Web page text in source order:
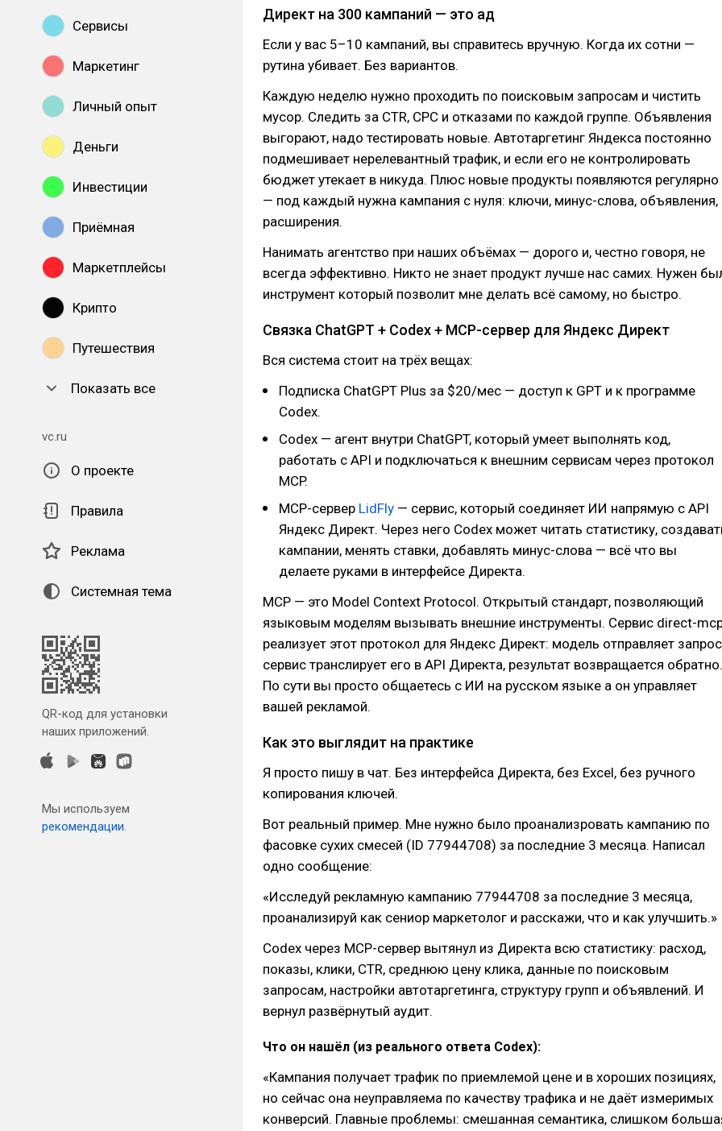
Сервисы
Маркетинг
Личный опыт
Деньги
Инвестиции
Приёмная
Маркетплейсы
Крипто
Путешествия
Показать все
vc.ru
О проекте
Правила
Реклама
Системная тема
QR-код для установки
наших приложений.
Мы используем
рекомендации.
Директ на 300 кампаний — это ад
Если у вас 5–10 кампаний, вы справитесь вручную. Когда их сотни —
рутина убивает. Без вариантов.
Каждую неделю нужно проходить по поисковым запросам и чистить
мусор. Следить за CTR, CPC и отказами по каждой группе. Объявления
выгорают, надо тестировать новые. Автотаргетинг Яндекса постоянно
подмешивает нерелевантный трафик, и если его не контролировать
бюджет утекает в никуда. Плюс новые продукты появляются регулярно
— под каждый нужна кампания с нуля: ключи, минус-слова, объявления,
расширения.
Нанимать агентство при наших объёмах — дорого и, честно говоря, не
всегда эффективно. Никто не знает продукт лучше нас самих. Нужен
инструмент который позволит мне делать всё самому, но быстро.
Связка ChatGPT + Codex + MCP-сервер для Яндекс Директ
Вся система стоит на трёх вещах:
Подписка ChatGPT Plus за $20/мес — доступ к GPT и к программе
Codex.
Codex — агент внутри ChatGPT, который умеет выполнять код,
работать с API и подключаться к внешним сервисам через протокол
MCP.
MCP-сервер LidFly — сервис, который соединяет ИИ напрямую с API
Яндекс Директ. Через него Codex может читать статистику,
кампании, менять ставки, добавлять минус-слова — всё что вы
делаете руками в интерфейсе Директа.
MCP — это Model Context Protocol. Открытый стандарт, позволяющий
языковым моделям вызывать внешние инструменты. Сервис direct-
реализует этот протокол для Яндекс Директ: модель отправляет
сервис транслирует его в API Директа, результат возвращается обратно.
По сути вы просто общаетесь с ИИ на русском языке а он управляет
вашей рекламой.
Как это выглядит на практике
Я просто пишу в чат. Без интерфейса Директа, без Excel, без ручного
копирования ключей.
Вот реальный пример. Мне нужно было проанализровать кампанию по
фасовке сухих смесей (ID 77944708) за последние 3 месяца. Написал
одно сообщение:
«Исследуй рекламную кампанию 77944708 за последние 3 месяца,
проанализируй как сениор маркетолог и расскажи, что и как улучшить.»
Codex через MCP-сервер вытянул из Директа всю статистику: расход,
показы, клики, CTR, среднюю цену клика, данные по поисковым
запросам, настройки автотаргетинга, структуру групп и объявлений. И
вернул развёрнутый аудит.
Что он нашёл (из реального ответа Codex):
«Кампания получает трафик по приемлемой цене и в хороших позициях,
но сейчас она неуправляема по качеству трафика и не даёт измеримых
конверсий. Главные проблемы: смешанная семантика, слишком